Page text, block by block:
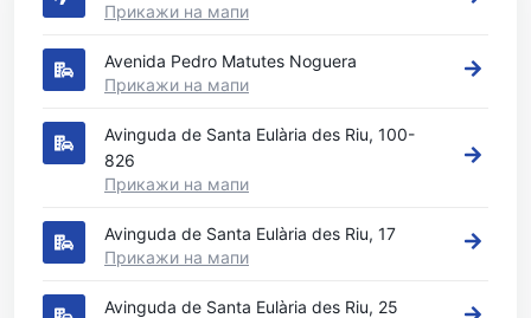
Прикажи на мапи
Avenida Pedro Matutes Noguera
Прикажи на мапи
Avinguda de Santa Eulària des Riu, 100-
826
Прикажи на мапи
Avinguda de Santa Eulària des Riu, 17
Прикажи на мапи
Avinguda de Santa Eulària des Riu, 25